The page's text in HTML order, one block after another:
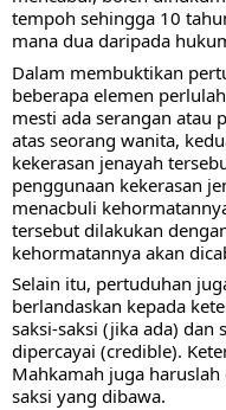
tempoh sehingga 10
mana dua daripada
Dalam membuktikan
beberapa elemen
mesti ada serangan atau
atas seorang wanita,
kekerasan jenayah
penggunaan kekerasan
menacbuli
tersebut dilakukan
kehormatannya akan
Selain itu, pertuduhan
berlandaskan kepada
saksi-saksi (jika ada) dan
dipercayai (credible).
Mahkamah juga
saksi yang dibawa.